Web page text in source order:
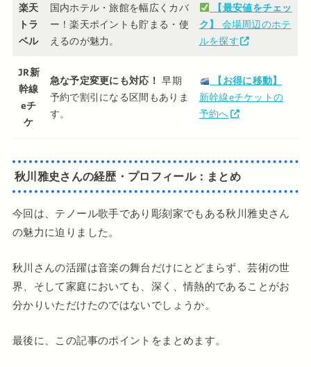
楽天
トラ
ベル
国内ホテル・旅館を幅広くカバ
ー！楽天ポイントも貯まる・使
えるのが魅力。
【最安値をチェッ
ク】
会場周辺のホテ
ルを探す
JR新
幹線
eチ
ケ
急な予定変更にも対応！ 早期
予約で割引になる区間もありま
す。
【お得に移動】
新幹線eチケットの
予約へ
秋川雅史さんの経歴・プロフィール：まとめ
今回は、テノール歌手であり彫刻家でもある秋川雅史さん
の魅力に迫りました。
秋川さんの活躍は音楽の舞台だけにとどまらず、芸術の世
界、そして家庭においても、深く、情熱的であることがお
分かりいただけたのではないでしょうか。
最後に、この記事のポイントをまとめます。